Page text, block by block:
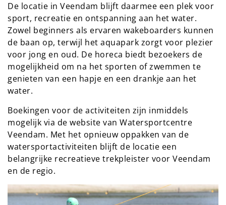
De locatie in Veendam blijft daarmee een plek voor
sport, recreatie en ontspanning aan het water.
Zowel beginners als ervaren wakeboarders kunnen
de baan op, terwijl het aquapark zorgt voor plezier
voor jong en oud. De horeca biedt bezoekers de
mogelijkheid om na het sporten of zwemmen te
genieten van een hapje en een drankje aan het
water.
Boekingen voor de activiteiten zijn inmiddels
mogelijk via de website van Watersportcentre
Veendam. Met het opnieuw oppakken van de
watersportactiviteiten blijft de locatie een
belangrijke recreatieve trekpleister voor Veendam
en de regio.